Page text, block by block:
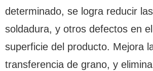
determinado, se logra reducir
soldadura, y otros defectos en
superficie del producto. Mejora
transferencia de grano, y